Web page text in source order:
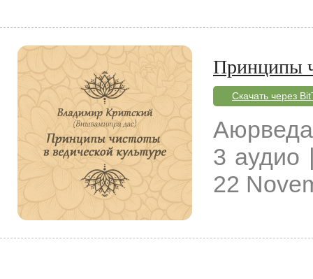
Принципы
Скачать через
3 аудио
22